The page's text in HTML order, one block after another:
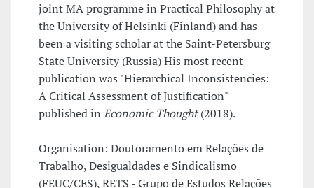
joint MA programme in Practical Philosophy at
the University of Helsinki (Finland) and has
been a visiting scholar at the Saint-Petersburg
State University (Russia) His most recent
publication was "Hierarchical Inconsistencies:
A Critical Assessment of Justification"
published in Economic Thought(2018).
Organisation: Doutoramento em Relações de
Trabalho, Desigualdades e Sindicalismo
(FEUC/CES), RETS - Grupo de Estudos Relações